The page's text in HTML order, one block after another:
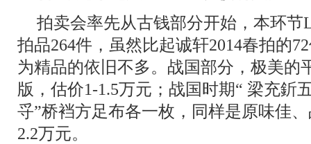
拍卖会率先从古钱部分开始，本环节
拍品264件，虽然比起诚轩2014春拍的
为精品的依旧不多。战国部分，极美的
版，估价1-1.5万元；战国时期“ 梁充釿
寽”桥裆方足布各一枚，同样是原味佳
2.2万元。